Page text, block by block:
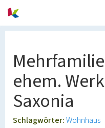
ehem.
Saxonia
Schlagwörter:Wohnhaus